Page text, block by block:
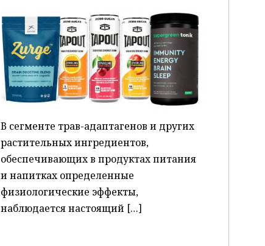
P
В сегменте трав-адаптагенов и других
растительных ингредиентов,
обеспечивающих в продуктах питания
и напитках определенные
физиологические эффекты,
наблюдается настоящий […]